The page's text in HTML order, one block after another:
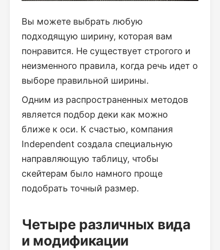
Вы можете выбрать любую
подходящую ширину, которая вам
понравится. Не существует строгого и
неизменного правила, когда речь идет о
выборе правильной ширины.
Одним из распространенных методов
является подбор деки как можно
ближе к оси. К счастью, компания
Independent создала специальную
направляющую таблицу, чтобы
скейтерам было намного проще
подобрать точный размер.
Четыре различных вида
и модификации